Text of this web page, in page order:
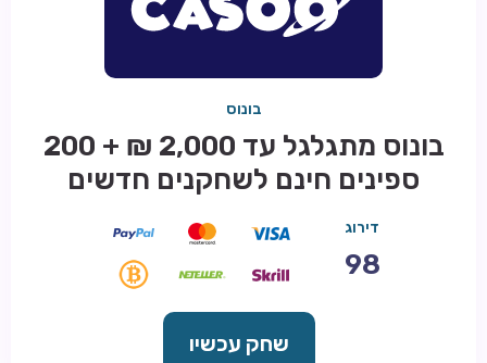
בונוס
בונוס מתגלגל עד 2,000 ₪ + 200
ספינים חינם לשחקנים חדשים
דירוג
98
שחק עכשיו